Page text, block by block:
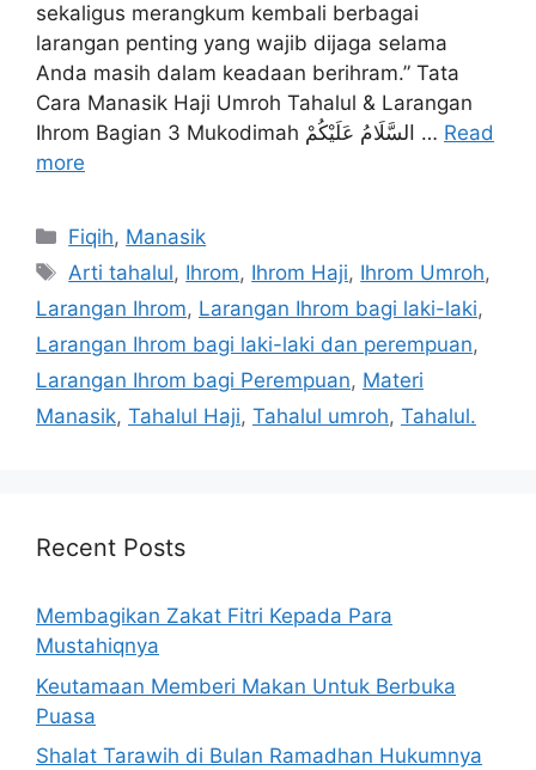
sekaligus merangkum kembali berbagai
larangan penting yang wajib dijaga selama
Anda masih dalam keadaan berihram.” Tata
Cara Manasik Haji Umroh Tahalul & Larangan
Ihrom Bagian 3 Mukodimah السَّلَامُ عَلَيْكُمْ … Read
more
Categories
Fiqih, Manasik
Tags
Arti tahalul, Ihrom, Ihrom Haji, Ihrom Umroh,
Larangan Ihrom, Larangan Ihrom bagi laki-laki,
Larangan Ihrom bagi laki-laki dan perempuan,
Larangan Ihrom bagi Perempuan, Materi
Manasik, Tahalul Haji, Tahalul umroh, Tahalul.
Recent Posts
Membagikan Zakat Fitri Kepada Para
Mustahiqnya
Keutamaan Memberi Makan Untuk Berbuka
Puasa
Shalat Tarawih di Bulan Ramadhan Hukumnya